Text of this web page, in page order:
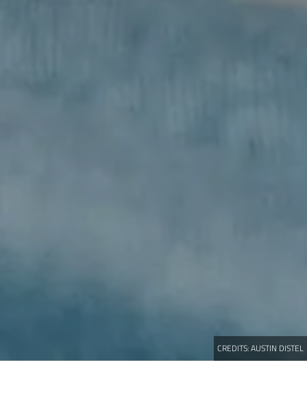
CREDITS:AUSTIN DISTEL